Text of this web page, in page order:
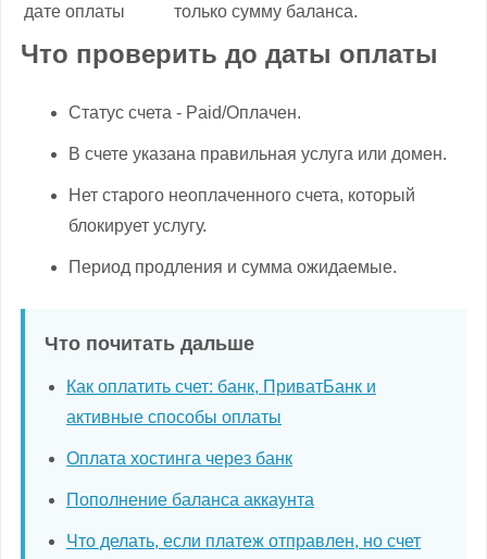
дате оплаты
только сумму баланса.
Что проверить до даты оплаты
Статус счета - Paid/Оплачен.
В счете указана правильная услуга или домен.
Нет старого неоплаченного счета, который
блокирует услугу.
Период продления и сумма ожидаемые.
Что почитать дальше
Как оплатить счет: банк, ПриватБанк и
активные способы оплаты
Оплата хостинга через банк
Пополнение баланса аккаунта
Что делать, если платеж отправлен, но счет